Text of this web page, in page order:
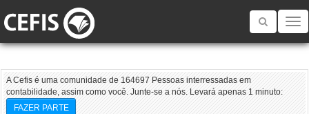
Toggle
A Cefis é uma comunidade de 164697 Pessoas interressadas em
contabilidade, assim como você. Junte-se a nós. Levará apenas 1 minuto:
FAZER PARTE